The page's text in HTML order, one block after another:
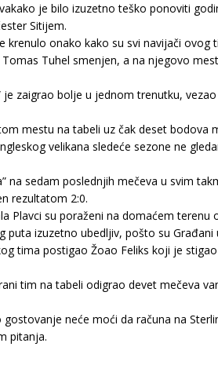
je bilo izuzetno teško ponoviti
Sitijem.
onako kako su svi navijači
Tuhel smenjen, a na njegovo
zaigrao bolje u jednom trenutku,
mestu na tabeli uz čak deset bodova
velikana sledeće sezone ne
na sedam poslednjih mečeva u svim
rezultatom 2:0.
Plavci su poraženi na domaćem terenu
izuzetno ubedljiv, pošto su Građani
tima postigao Žoao Feliks koji je
tim na tabeli odigrao devet mečeva
neće moći da računa na
pitanja.